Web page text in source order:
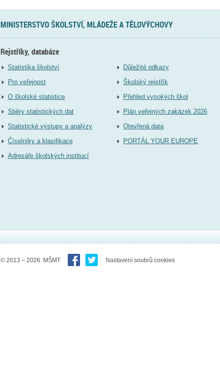
MINISTERSTVO ŠKOLSTVÍ, MLÁDEŽE A TĚLOVÝCHOVY
Rejstříky, databáze
Statistika školství
Pro veřejnost
O školské statistice
Sběry statistických dat
Statistické výstupy a analýzy
Číselníky a klasifikace
Adresáře školských institucí
Důležité odkazy
Školský rejstřík
Přehled vysokých škol
Plán veřejných zakázek 2026
Otevřená data
PORTÁL YOUR EUROPE
© 2013 – 2026 MŠMT Nastavení soubrů cookies